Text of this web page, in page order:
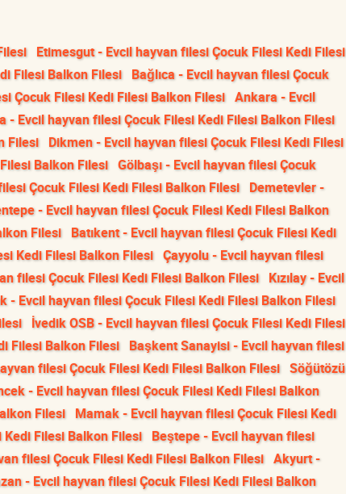
Etimesgut - Evcil hayvan filesi Çocuk Filesi Kedi Filesi
Filesi Balkon Filesi Bağlıca - Evcil hayvan filesi Çocuk
Çocuk Filesi Kedi Filesi Balkon Filesi Ankara - Evcil
- Evcil hayvan filesi Çocuk Filesi Kedi Filesi Balkon Filesi
Filesi Dikmen - Evcil hayvan filesi Çocuk Filesi Kedi Filesi
Balkon Filesi Gölbaşı - Evcil hayvan filesi Çocuk
Çocuk Filesi Kedi Filesi Balkon Filesi Demetevler -
- Evcil hayvan filesi Çocuk Filesi Kedi Filesi Balkon
Filesi Batıkent - Evcil hayvan filesi Çocuk Filesi Kedi
Kedi Filesi Balkon Filesi Çayyolu - Evcil hayvan filesi
filesi Çocuk Filesi Kedi Filesi Balkon Filesi Kızılay - Evcil
- Evcil hayvan filesi Çocuk Filesi Kedi Filesi Balkon Filesi
İvedik OSB - Evcil hayvan filesi Çocuk Filesi Kedi Filesi
Filesi Balkon Filesi Başkent Sanayisi - Evcil hayvan filesi
filesi Çocuk Filesi Kedi Filesi Balkon Filesi Söğütözü
- Evcil hayvan filesi Çocuk Filesi Kedi Filesi Balkon
Filesi Mamak - Evcil hayvan filesi Çocuk Filesi Kedi
Filesi Balkon Filesi Beştepe - Evcil hayvan filesi
filesi Çocuk Filesi Kedi Filesi Balkon Filesi Akyurt -
- Evcil hayvan filesi Çocuk Filesi Kedi Filesi Balkon